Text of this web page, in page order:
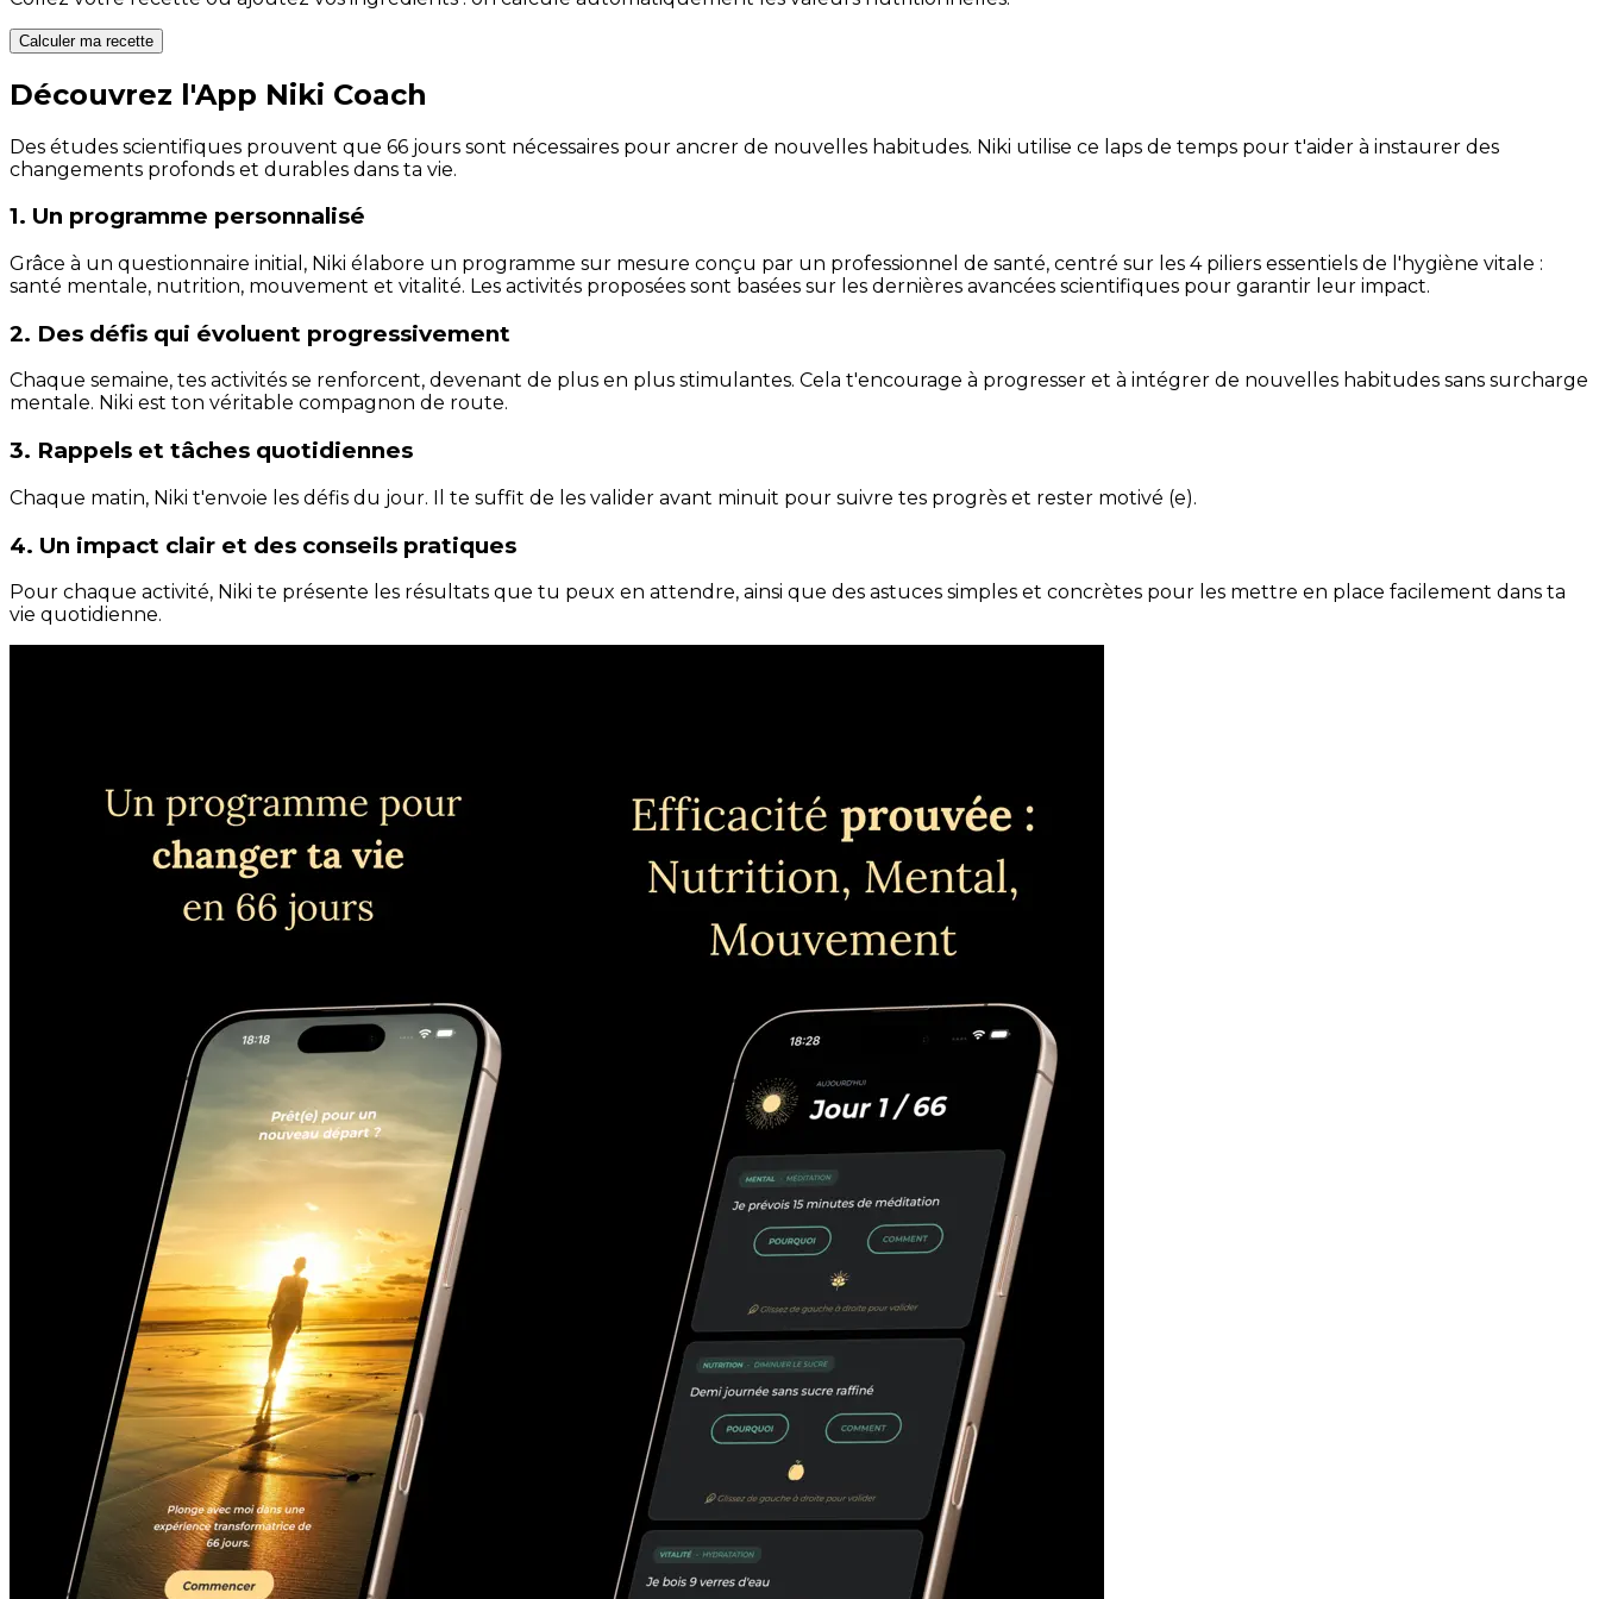
Calculer ma recette
Découvrez l'App Niki Coach
Des études scientifiques prouvent que 66 jours sont nécessaires pour ancrer de nouvelles habitudes. Niki utilise ce laps de temps pour t'aider à instaurer des
changements profonds et durables dans ta vie.
1. Un programme personnalisé
Grâce à un questionnaire initial, Niki élabore un programme sur mesure conçu par un professionnel de santé, centré sur les 4 piliers essentiels de l'hygiène vitale :
santé mentale, nutrition, mouvement et vitalité. Les activités proposées sont basées sur les dernières avancées scientifiques pour garantir leur impact.
2. Des défis qui évoluent progressivement
Chaque semaine, tes activités se renforcent, devenant de plus en plus stimulantes. Cela t'encourage à progresser et à intégrer de nouvelles habitudes sans surcharge
mentale. Niki est ton véritable compagnon de route.
3. Rappels et tâches quotidiennes
Chaque matin, Niki t'envoie les défis du jour. Il te suffit de les valider avant minuit pour suivre tes progrès et rester motivé (e).
4. Un impact clair et des conseils pratiques
Pour chaque activité, Niki te présente les résultats que tu peux en attendre, ainsi que des astuces simples et concrètes pour les mettre en place facilement dans ta
vie quotidienne.